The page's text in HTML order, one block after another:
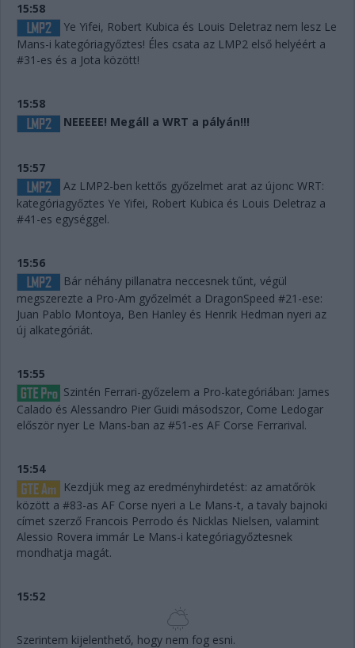
15:58
Ye Yifei, Robert Kubica és Louis Deletraz nem lesz Le
Mans-i kategóriagyőztes! Éles csata az LMP2 első helyéért a
#31-es és a Jota között!
15:58
NEEEEE! Megáll a WRT a pályán!!!
15:57
Az LMP2-ben kettős győzelmet arat az újonc WRT:
kategóriagyőztes Ye Yifei, Robert Kubica és Louis Deletraz a
#41-es egységgel.
15:56
Bár néhány pillanatra neccesnek tűnt, végül
megszerezte a Pro-Am győzelmét a DragonSpeed #21-ese:
Juan Pablo Montoya, Ben Hanley és Henrik Hedman nyeri az
új alkategóriát.
15:55
Szintén Ferrari-győzelem a Pro-kategóriában: James
Calado és Alessandro Pier Guidi másodszor, Come Ledogar
először nyer Le Mans-ban az #51-es AF Corse Ferrarival.
15:54
Kezdjük meg az eredményhirdetést: az amatőrök
között a #83-as AF Corse nyeri a Le Mans-t, a tavaly bajnoki
címet szerző Francois Perrodo és Nicklas Nielsen, valamint
Alessio Rovera immár Le Mans-i kategóriagyőztesnek
mondhatja magát.
15:52
Szerintem kijelenthető, hogy nem fog esni.